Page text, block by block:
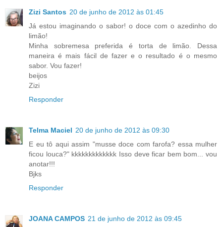
Zizi Santos 20 de junho de 2012 às 01:45
Já estou imaginando o sabor! o doce com o azedinho do
limão!
Minha sobremesa preferida é torta de limão. Dessa
maneira é mais fácil de fazer e o resultado é o mesmo
sabor. Vou fazer!
beijos
Zizi
Responder
Telma Maciel 20 de junho de 2012 às 09:30
E eu tô aqui assim "musse doce com farofa? essa mulher
ficou louca?" kkkkkkkkkkkkk Isso deve ficar bem bom... vou
anotar!!!
Bjks
Responder
JOANA CAMPOS 21 de junho de 2012 às 09:45